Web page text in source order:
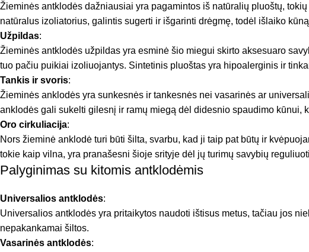
Žieminės antklodės dažniausiai yra pagamintos iš natūralių pluoštų,
natūralus izoliatorius, galintis sugerti ir išgarinti drėgmę, todėl išlaiko
Užpildas:
Žieminės antklodės užpildas yra esminė šio miegui skirto aksesuaro
tuo pačiu puikiai izoliuojantys. Sintetinis pluoštas yra hipoalerginis ir
Tankis ir svoris:
Žieminės anklodės yra sunkesnės ir tankesnės nei vasarinės ar
anklodės gali sukelti gilesnį ir ramų miegą dėl didesnio spaudimo kūnui,
Oro cirkuliacija:
Nors žieminė anklodė turi būti šilta, svarbu, kad ji taip pat būtų ir
tokie kaip vilna, yra pranašesni šioje srityje dėl jų turimų savybių
Palyginimas su kitomis antklodėmis
Universalios antklodės:
Universalios antklodės yra pritaikytos naudoti ištisus metus, tačiau jos
nepakankamai šiltos.
Vasarinės antklodės: